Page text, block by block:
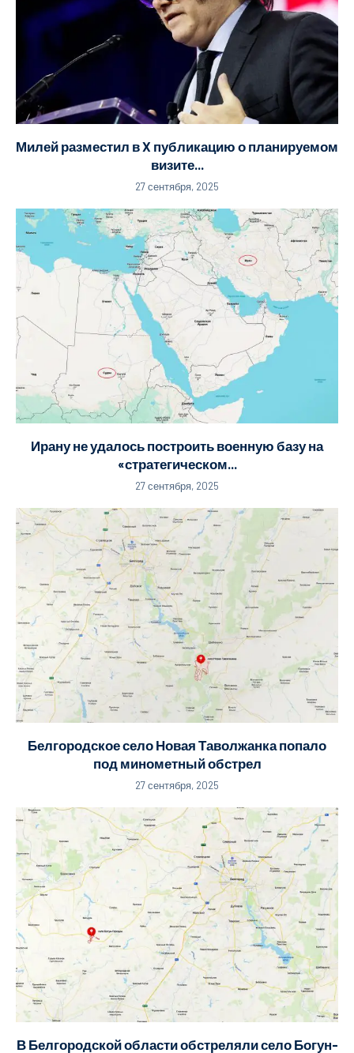
Милей разместил в X публикацию о планируемом
визите...
27 сентября, 2025
Ирану не удалось построить военную базу на
«стратегическом...
27 сентября, 2025
Белгородское село Новая Таволжанка попало
под минометный обстрел
27 сентября, 2025
В Белгородской области обстреляли село Богун-